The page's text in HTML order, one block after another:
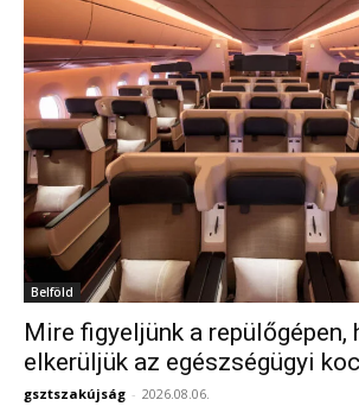
Belföld
Mire figyeljünk a repülőgépen,
elkerüljük az egészségügyi
gsztszakújság - 2026.08.06.